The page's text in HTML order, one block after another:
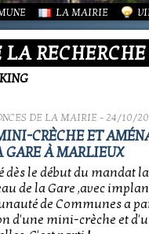
LA MAIRIE
RECHERCHE
DE LA MAIRIE- 24/10/
CRÈCHE ET
GARE À MARLIEUX
dès le début du mandat
de la Gare ,avec
de Communes a
d'une mini-crèche et
PUBLICATIONS